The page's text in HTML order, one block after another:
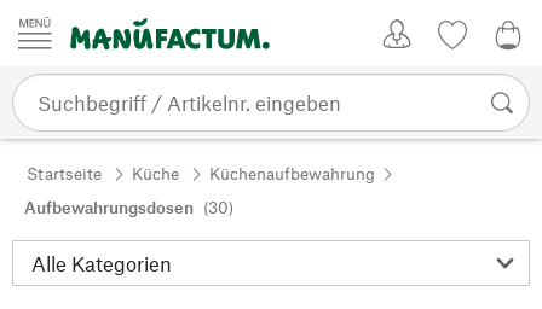
Zum Inhalt springen
Startseite Küche
Küchenaufbewahrung
Aufbewahrungsdosen (30)